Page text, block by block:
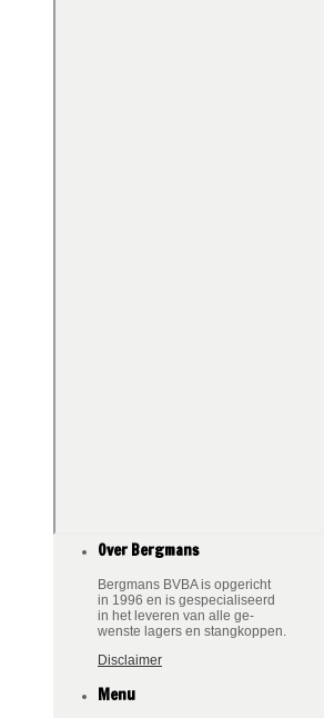
Over Bergmans
Bergmans BVBA is opgericht
in 1996 en is gespecialiseerd
in het leveren van alle ge-
wenste lagers en stangkoppen.
Disclaimer
Menu